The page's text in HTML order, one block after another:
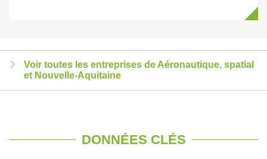
Voir toutes les entreprises de Aéronautique, spatial
et Nouvelle-Aquitaine
DONNÉES CLÉS